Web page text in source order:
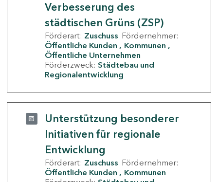
Verbesserung des
städtischen Grüns (ZSP)
Förderart: Zuschuss Fördernehmer:
Öffentliche Kunden
Kommunen
Öffentliche Unternehmen
Förderzweck: Städtebau und
Regionalentwicklung
Unterstützung besonderer
Initiativen für regionale
Entwicklung
Förderart: Zuschuss Fördernehmer:
Öffentliche Kunden
Kommunen